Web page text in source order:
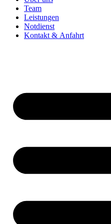
Team
Leistungen
Notdienst
Kontakt & Anfahrt